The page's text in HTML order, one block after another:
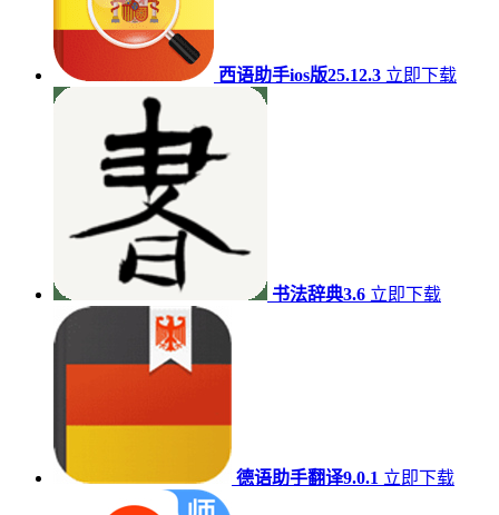
西语助手ios版25.12.3 立即下载
书法辞典3.6 立即下载
德语助手翻译9.0.1 立即下载